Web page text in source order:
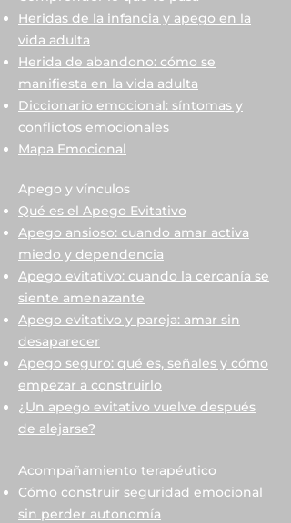
Heridas de la infancia y apego en la
vida adulta
Herida de abandono: cómo se
manifiesta en la vida adulta
Diccionario emocional: síntomas y
conflictos emocionales
Mapa Emocional
Apego y vínculos
Qué es el Apego Evitativo
Apego ansioso: cuando amar activa
miedo y dependencia
Apego evitativo: cuando la cercanía se
siente amenazante
Apego evitativo y pareja: amar sin
desaparecer
Apego seguro: qué es, señales y cómo
empezar a construirlo
¿Un apego evitativo vuelve después
de alejarse?
Acompañamiento terapéutico
Cómo construir seguridad emocional
sin perder autonomía